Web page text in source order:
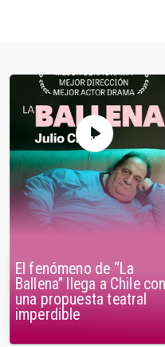
El fenómeno de “La
Ballena” llega a Chile con
una propuesta teatral
imperdible